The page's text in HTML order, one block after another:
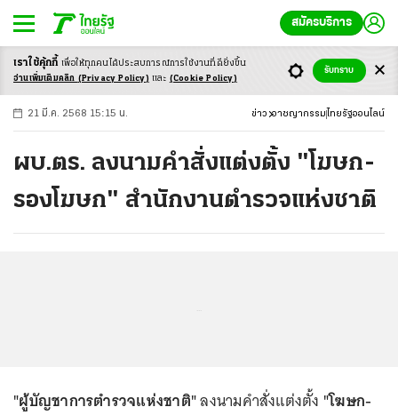
สมัครบริการ
-ก ก ก+
21 มี.ค. 2568 15:15 น. ข่าว อาชญากรรม ไทยรัฐออนไลน์
ผบ.ตร. ลงนามคำสั่งแต่งตั้ง "โฆษก-
รองโฆษก" สำนักงานตำรวจแห่งชาติ
"ผู้บัญชาการตำรวจแห่งชาติ"ลงนามคำสั่งแต่งตั้ง "โฆษก-
เราใช้คุ้กกี้ เพื่อให้ทุกคนได้ประสบการณ์การใช้งานที่ดียิ่งขึ้น
อ่านเพิ่มเติมคลิก (Privacy Policy) และ (Cookie Policy)
รับทราบ